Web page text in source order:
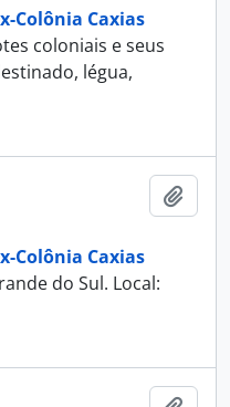
Colônia Caxias
coloniais e seus
légua,
Colônia Caxias
do Sul. Local: